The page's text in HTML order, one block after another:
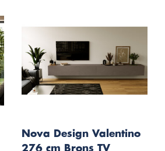
Nova Design Valentino
276 cm Brons TV